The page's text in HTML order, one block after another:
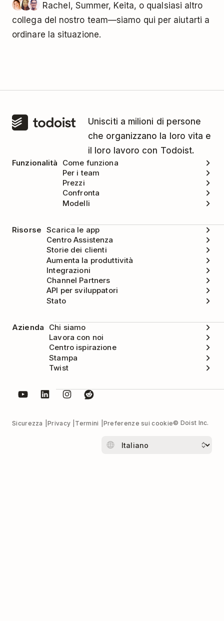
Rachel, Summer, Keita, o qualsiasi altro
collega del nostro team—siamo qui per aiutarti a
ordinare la situazione.
Unisciti a milioni di persone
che organizzano la loro vita e
il loro lavoro con Todoist.
Funzionalità
Come funziona
Per i team
Prezzi
Confronta
Modelli
Risorse Scarica le app
Centro Assistenza
Storie dei clienti
Aumenta la produttività
Integrazioni
Channel Partners
API per sviluppatori
Stato
Azienda
Chi siamo
Lavora con noi
Centro ispirazione
Stampa
Twist
Sicurezza Privacy Termini Preferenze sui cookie© Doist Inc.